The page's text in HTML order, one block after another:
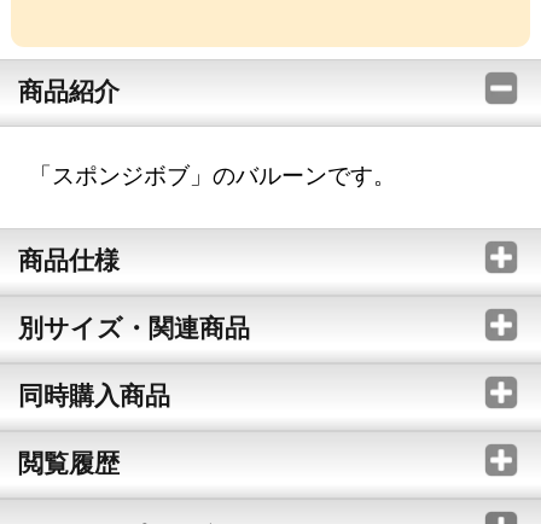
商品紹介
「スポンジボブ」のバルーンです。
商品仕様
別サイズ・関連商品
同時購入商品
閲覧履歴